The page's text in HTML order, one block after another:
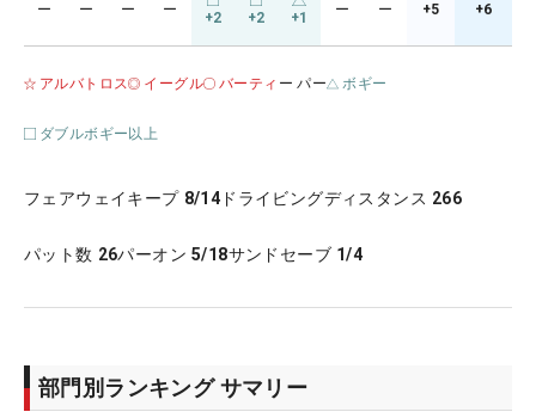
ー ー ー ー +2 +2 +1 ー ー +5 +6
アルバトロス イーグル バーティ ー パー ボギー
ダブルボギー以上
フェアウェイキープ 8/14 ドライビングディスタンス 266
パット数 26パーオン 5/18サンドセーブ 1/4
部門別ランキング サマリー